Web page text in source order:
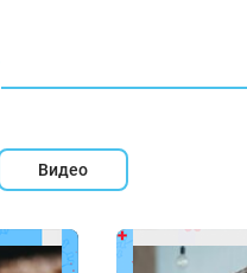
Видео